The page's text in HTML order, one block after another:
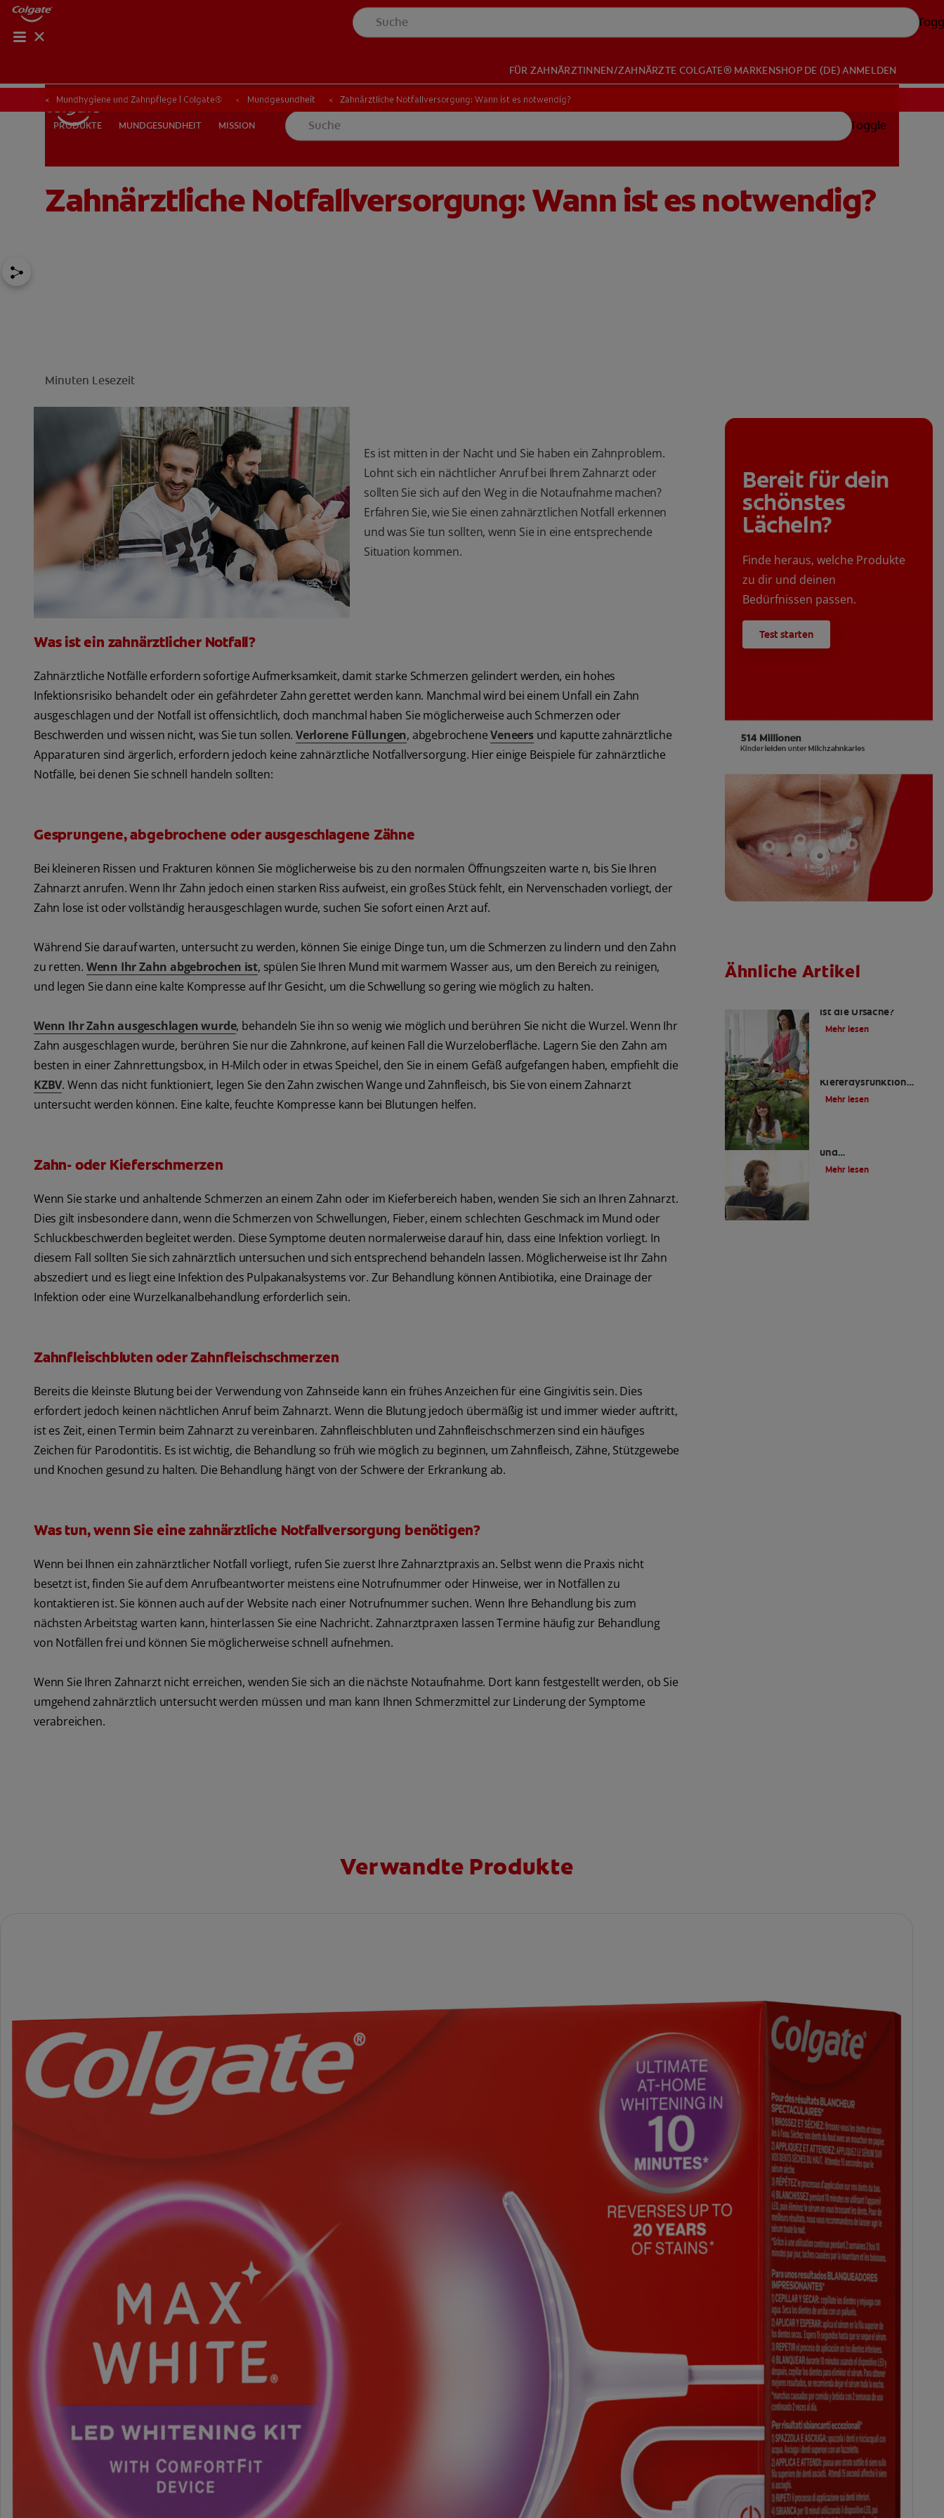
PRODUKTE MUNDGESUNDHEIT
FÜR ZAHNÄRZTINNEN/ZAHNÄRZTE COLGATE® MARKENSHOP DE (DE) ANMELDEN
FÜR ZAHNÄRZTINNEN/ZAHNÄRZTE COLGATE® MARKENSHOP DE (DE)ANMELDEN
PRODUKTE MUNDGESUNDHEIT MISSION
PRODUKT-FINDER
Toggle
Mundhygiene und Zahnpflege | Colgate® Mundgesundheit Zahnärztliche Notfallversorgung: Wann ist es notwendig?
Zahnärztliche Notfallversorgung: Wann ist es notwendig?
Minuten Lesezeit
Es ist mitten in der Nacht und Sie haben ein Zahnproblem.
Lohnt sich ein nächtlicher Anruf bei Ihrem Zahnarzt oder
sollten Sie sich auf den Weg in die Notaufnahme machen?
Erfahren Sie, wie Sie einen zahnärztlichen Notfall erkennen
und was Sie tun sollten, wenn Sie in eine entsprechende
Situation kommen.
Was ist ein zahnärztlicher Notfall?
Zahnärztliche Notfälle erfordern sofortige Aufmerksamkeit, damit starke Schmerzen gelindert werden, ein hohes
Infektionsrisiko behandelt oder ein gefährdeter Zahn gerettet werden kann. Manchmal wird bei einem Unfall ein Zahn
ausgeschlagen und der Notfall ist offensichtlich, doch manchmal haben Sie möglicherweise auch Schmerzen oder
Beschwerden und wissen nicht, was Sie tun sollen. Verlorene Füllungen, abgebrocheneVeneersund kaputte zahnärztliche
Apparaturen sind ärgerlich, erfordern jedoch keine zahnärztliche Notfallversorgung. Hier einige Beispiele für zahnärztliche
Notfälle, bei denen Sie schnell handeln sollten:
Gesprungene, abgebrochene oder ausgeschlagene Zähne
Bei kleineren Rissen und Frakturen können Sie möglicherweise bis zu den normalen Öffnungszeiten warte n, bis Sie Ihren
Zahnarzt anrufen. Wenn Ihr Zahn jedoch einen starken Riss aufweist, ein großes Stück fehlt, ein Nervenschaden vorliegt, der
Zahn lose ist oder vollständig herausgeschlagen wurde, suchen Sie sofort einen Arzt auf.
Während Sie darauf warten, untersucht zu werden, können Sie einige Dinge tun, um die Schmerzen zu lindern und den Zahn
zu retten. Wenn Ihr Zahn abgebrochen ist, spülen Sie Ihren Mund mit warmem Wasser aus, um den Bereich zu reinigen,
und legen Sie dann eine kalte Kompresse auf Ihr Gesicht, um die Schwellung so gering wie möglich zu halten.
Wenn Ihr Zahn ausgeschlagen wurde, behandeln Sie ihn so wenig wie möglich und berühren Sie nicht die Wurzel. Wenn Ihr
Zahn ausgeschlagen wurde, berühren Sie nur die Zahnkrone, auf keinen Fall die Wurzeloberfläche. Lagern Sie den Zahn am
besten in einer Zahnrettungsbox, in H-Milch oder in etwas Speichel, den Sie in einem Gefäß aufgefangen haben, empfiehlt die
KZBV. Wenn das nicht funktioniert, legen Sie den Zahn zwischen Wange und Zahnfleisch, bis Sie von einem Zahnarzt
untersucht werden können. Eine kalte, feuchte Kompresse kann bei Blutungen helfen.
Zahn- oder Kieferschmerzen
Wenn Sie starke und anhaltende Schmerzen an einem Zahn oder im Kieferbereich haben, wenden Sie sich an Ihren Zahnarzt.
Dies gilt insbesondere dann, wenn die Schmerzen von Schwellungen, Fieber, einem schlechten Geschmack im Mund oder
Schluckbeschwerden begleitet werden. Diese Symptome deuten normalerweise darauf hin, dass eine Infektion vorliegt. In
diesem Fall sollten Sie sich zahnärztlich untersuchen und sich entsprechend behandeln lassen. Möglicherweise ist Ihr Zahn
abszediert und es liegt eine Infektion des Pulpakanalsystems vor. Zur Behandlung können Antibiotika, eine Drainage der
Infektion oder eine Wurzelkanalbehandlung erforderlich sein.
Zahnfleischbluten oder Zahnfleischschmerzen
Bereits die kleinste Blutung bei der Verwendung von Zahnseide kann ein frühes Anzeichen für eine Gingivitis sein. Dies
erfordert jedoch keinen nächtlichen Anruf beim Zahnarzt. Wenn die Blutung jedoch übermäßig ist und immer wieder auftritt,
ist es Zeit, einen Termin beim Zahnarzt zu vereinbaren. Zahnfleischbluten und Zahnfleischschmerzen sind ein häufiges
Zeichen für Parodontitis. Es ist wichtig, die Behandlung so früh wie möglich zu beginnen, um Zahnfleisch, Zähne, Stützgewebe
und Knochen gesund zu halten. Die Behandlung hängt von der Schwere der Erkrankung ab.
Was tun, wenn Sie eine zahnärztliche Notfallversorgung benötigen?
Wenn bei Ihnen ein zahnärztlicher Notfall vorliegt, rufen Sie zuerst Ihre Zahnarztpraxis an. Selbst wenn die Praxis nicht
besetzt ist, finden Sie auf dem Anrufbeantworter meistens eine Notrufnummer oder Hinweise, wer in Notfällen zu
kontaktieren ist. Sie können auch auf der Website nach einer Notrufnummer suchen. Wenn Ihre Behandlung bis zum
nächsten Arbeitstag warten kann, hinterlassen Sie eine Nachricht. Zahnarztpraxen lassen Termine häufig zur Behandlung
von Notfällen frei und können Sie möglicherweise schnell aufnehmen.
Wenn Sie Ihren Zahnarzt nicht erreichen, wenden Sie sich an die nächste Notaufnahme. Dort kann festgestellt werden, ob Sie
umgehend zahnärztlich untersucht werden müssen und man kann Ihnen Schmerzmittel zur Linderung der Symptome
verabreichen.
Bereit für dein
schönstes
Lächeln?
Finde heraus, welche Produkte
zu dir und deinen
Bedürfnissen passen.
Test starten
Ähnliche Artikel
ist die Ursache?
Mehr lesen
Kieferdysfunktion
(CMD) | Colgate
Mehr lesen
und
Gesichtsschmerzen?
Mehr lesen
Verwandte Produkte